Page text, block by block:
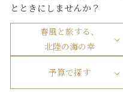
とときにしませんか？
春風と旅する、
北陸の海の幸
予算で探す